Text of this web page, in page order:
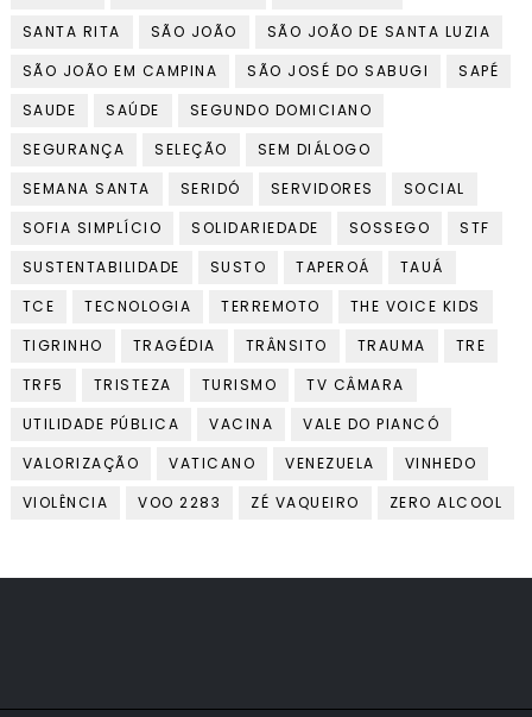
SANTA RITA
SÃO JOÃO
SÃO JOÃO DE SANTA LUZIA
SÃO JOÃO EM CAMPINA
SÃO JOSÉ DO SABUGI
SAPÉ
SAUDE
SAÚDE
SEGUNDO DOMICIANO
SEGURANÇA
SELEÇÃO
SEM DIÁLOGO
SEMANA SANTA
SERIDÓ SERVIDORES
SOCIAL
SOFIA SIMPLÍCIO
SOLIDARIEDADE SOSSEGO
STF
SUSTENTABILIDADE
SUSTO TAPEROÁ
TAUÁ
TCE
TECNOLOGIA TERREMOTO
THE VOICE KIDS
TIGRINHO
TRAGÉDIA TRÂNSITO TRAUMA
TRE
TRF5
TRISTEZA TURISMO
TV CÂMARA
UTILIDADE PÚBLICA
VACINA
VALE DO PIANCÓ
VALORIZAÇÃO
VATICANO VENEZUELA
VINHEDO
VIOLÊNCIA
VOO 2283 ZÉ VAQUEIRO ZERO ALCOOL